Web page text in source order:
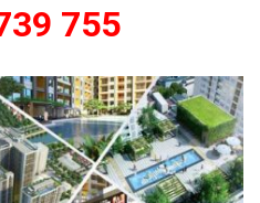
755